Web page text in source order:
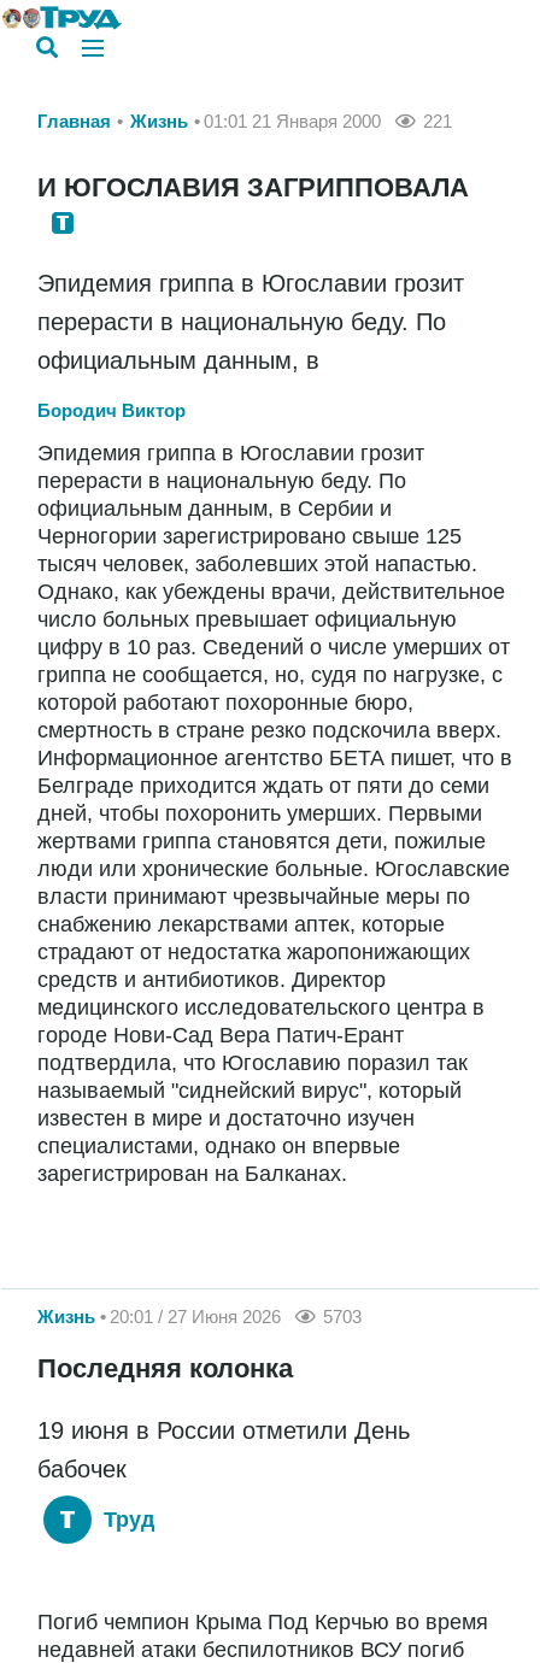
Главная Жизнь 01:01 21 Января 2000 221
И ЮГОСЛАВИЯ ЗАГРИППОВАЛА
Эпидемия гриппа в Югославии грозит
перерасти в национальную беду. По
официальным данным, в
Бородич Виктор
Эпидемия гриппа в Югославии грозит
перерасти в национальную беду. По
официальным данным, в Сербии и
Черногории зарегистрировано свыше 125
тысяч человек, заболевших этой напастью.
Однако, как убеждены врачи, действительное
число больных превышает официальную
цифру в 10 раз. Сведений о числе умерших от
гриппа не сообщается, но, судя по нагрузке, с
которой работают похоронные бюро,
смертность в стране резко подскочила вверх.
Информационное агентство БЕТА пишет, что в
Белграде приходится ждать от пяти до семи
дней, чтобы похоронить умерших. Первыми
жертвами гриппа становятся дети, пожилые
люди или хронические больные. Югославские
власти принимают чрезвычайные меры по
снабжению лекарствами аптек, которые
страдают от недостатка жаропонижающих
средств и антибиотиков. Директор
медицинского исследовательского центра в
городе Нови-Сад Вера Патич-Ерант
подтвердила, что Югославию поразил так
называемый "сиднейский вирус", который
известен в мире и достаточно изучен
специалистами, однако он впервые
зарегистрирован на Балканах.
Жизнь 20:01 / 27 Июня 2026 5703
Последняя колонка
19 июня в России отметили День
бабочек
Труд
Погиб чемпион Крыма Под Керчью во время
недавней атаки беспилотников ВСУ погиб